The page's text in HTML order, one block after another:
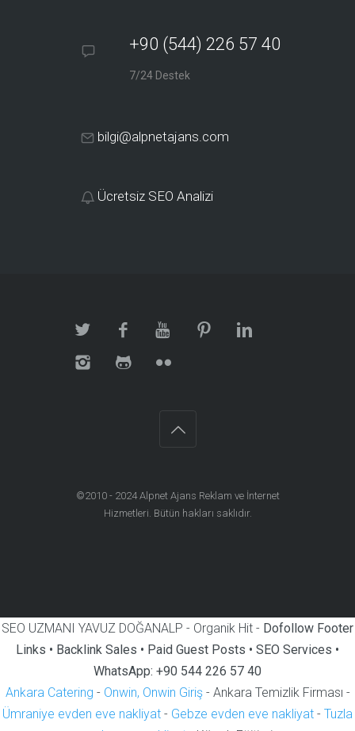
+90 (544) 226 57 40
7/24 Destek
bilgi@alpnetajans.com
Ücretsiz SEO Analizi
©2010 - 2024Alpnet Ajans Reklam ve İnternet
Hizmetleri. Bütün hakları saklıdır.
SEO UZMANI YAVUZ DOĞANALP - Organik Hit - Dofollow Footer
Links • Backlink Sales • Paid Guest Posts • SEO Services •
WhatsApp: +90 544 226 57 40
Ankara Catering - Onwin, Onwin Giriş- Ankara Temizlik Firması -
Ümraniye evden eve nakliyat - Gebze evden eve nakliyat - Tuzla